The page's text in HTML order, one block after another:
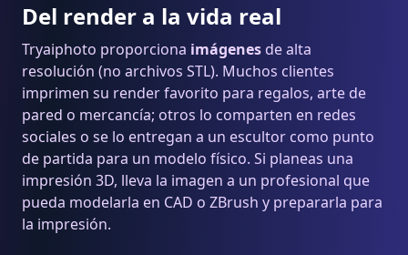
Del render a la vida real
Tryaiphoto proporciona imágenes de alta
resolución (no archivos STL). Muchos clientes
imprimen su render favorito para regalos, arte de
pared o mercancía; otros lo comparten en redes
sociales o se lo entregan a un escultor como punto
de partida para un modelo físico. Si planeas una
impresión 3D, lleva la imagen a un profesional que
pueda modelarla en CAD o ZBrush y prepararla para
la impresión.